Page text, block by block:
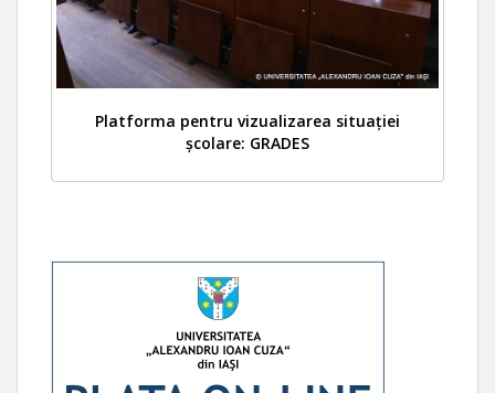
Platforma pentru vizualizarea situației
școlare: GRADES